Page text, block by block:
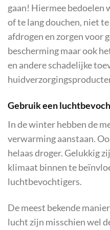
gaan! Hiermee bedoelen
of te lang douchen, niet
afdrogen en zorgen voor
bescherming maar ook
en andere schadelijke
Gebruik een
In de winter hebben de
verwarming aanstaan.
helaas droger. Gelukkig
klimaat binnen te
luchtbevochtigers.
De meest bekende
lucht zijn misschien wel